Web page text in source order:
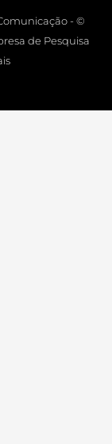
- ©
de Pesquisa